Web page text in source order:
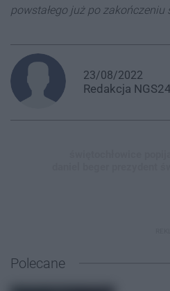
powstałego już po zakończeniu
23/08/2022
Redakcja NGS24
Polecane